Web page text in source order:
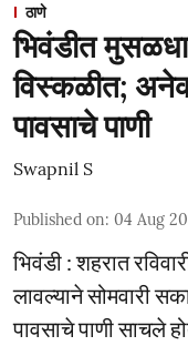
ठाणे
भिवंडीत
विस्कळीत;
पावसाचे पाणी
Swapnil S
Published on: 04 Aug
भिवंडी : शहरात
लावल्याने सोमवारी
पावसाचे पाणी साचले